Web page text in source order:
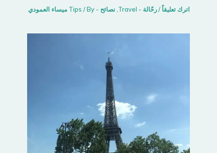
اترك تعليقاً /رحّالة - Travel , نصائح - Tips/ By ميساء العمودي